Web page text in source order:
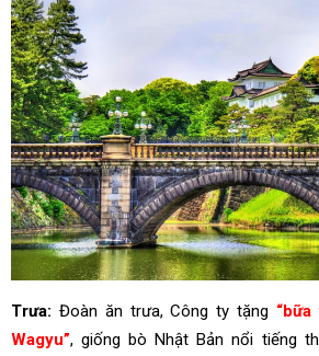
Trưa: Đoàn ăn trưa, Công ty tặng
Wagyu”, giống bò Nhật Bản nổi tiếng